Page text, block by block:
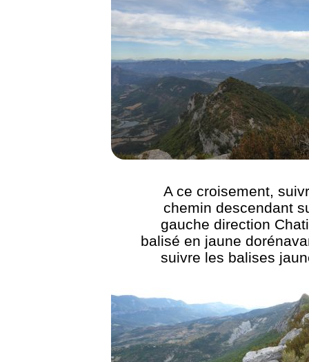
A ce croisement,
chemin descendant
gauche direction
balisé en jaune
suivre les balises